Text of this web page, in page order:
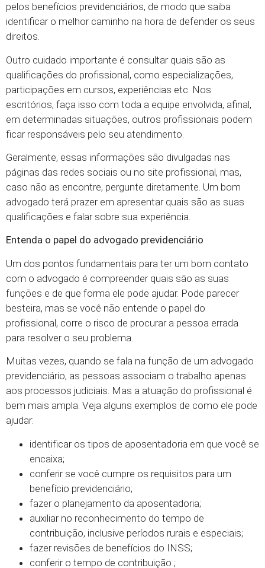
pelos benefícios previdenciários, de modo que saiba
identificar o melhor caminho na hora de defender os seus
direitos.
Outro cuidado importante é consultar quais são as
qualificações do profissional, como especializações,
participações em cursos, experiências etc. Nos
escritórios, faça isso com toda a equipe envolvida, afinal,
em determinadas situações, outros profissionais podem
ficar responsáveis pelo seu atendimento.
Geralmente, essas informações são divulgadas nas
páginas das redes sociais ou no site profissional, mas,
caso não as encontre, pergunte diretamente. Um bom
advogado terá prazer em apresentar quais são as suas
qualificações e falar sobre sua experiência.
Entenda o papel do advogado previdenciário
Um dos pontos fundamentais para ter um bom contato
com o advogado é compreender quais são as suas
funções e de que forma ele pode ajudar. Pode parecer
besteira, mas se você não entende o papel do
profissional, corre o risco de procurar a pessoa errada
para resolver o seu problema.
Muitas vezes, quando se fala na função de um advogado
previdenciário, as pessoas associam o trabalho apenas
aos processos judiciais. Mas a atuação do profissional é
bem mais ampla. Veja alguns exemplos de como ele pode
ajudar:
identificar os tipos de aposentadoria em que você se
encaixa;
conferir se você cumpre os requisitos para um
benefício previdenciário;
fazer o planejamento da aposentadoria;
auxiliar no reconhecimento do tempo de
contribuição, inclusive períodos rurais e especiais;
fazer revisões de benefícios do INSS;
conferir o tempo de contribuição ;